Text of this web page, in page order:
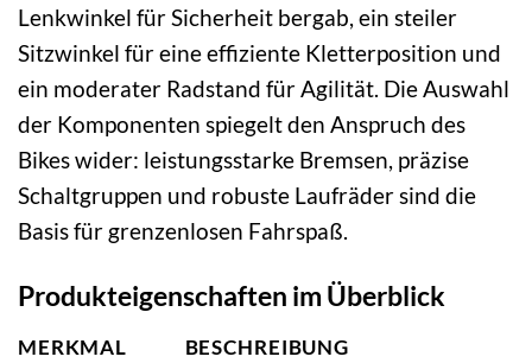
Lenkwinkel für Sicherheit bergab, ein steiler
Sitzwinkel für eine effiziente Kletterposition und
ein moderater Radstand für Agilität. Die Auswahl
der Komponenten spiegelt den Anspruch des
Bikes wider: leistungsstarke Bremsen, präzise
Schaltgruppen und robuste Laufräder sind die
Basis für grenzenlosen Fahrspaß.
Produkteigenschaften im Überblick
MERKMAL BESCHREIBUNG